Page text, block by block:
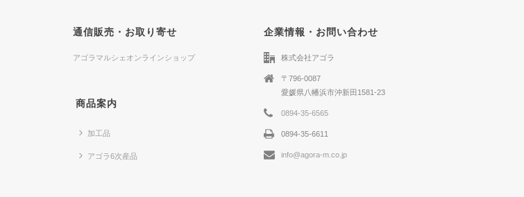
通信販売・お取り寄せ
アゴラマルシェオンラインショップ
商品案内
加工品
アゴラ6次産品
企業情報・お問い合わせ
株式会社アゴラ
〒796-0087
愛媛県八幡浜市沖新田1581-23
0894-35-6565
0894-35-6611
info@agora-m.co.jp